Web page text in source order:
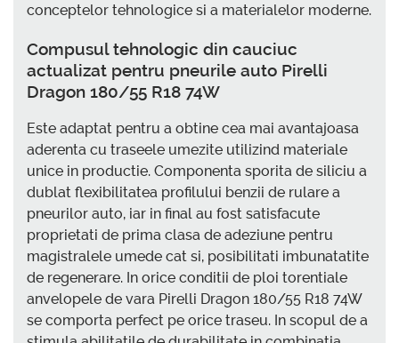
conceptelor tehnologice si a materialelor moderne.
Compusul tehnologic din cauciuc
actualizat pentru pneurile auto Pirelli
Dragon 180/55 R18 74W
Este adaptat pentru a obtine cea mai avantajoasa
aderenta cu traseele umezite utilizind materiale
unice in productie. Componenta sporita de siliciu a
dublat flexibilitatea profilului benzii de rulare a
pneurilor auto, iar in final au fost satisfacute
proprietati de prima clasa de adeziune pentru
magistralele umede cat si, posibilitati imbunatatite
de regenerare. In orice conditii de ploi torentiale
anvelopele de vara Pirelli Dragon 180/55 R18 74W
se comporta perfect pe orice traseu. In scopul de a